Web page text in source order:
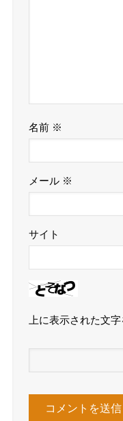
名前 ※
メール ※
サイト
上に表示された文